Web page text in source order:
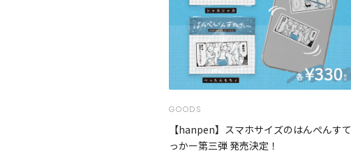
GOODS
【hanpen】スマホサイズのはんぺんすて
っかー第三弾 発売決定！